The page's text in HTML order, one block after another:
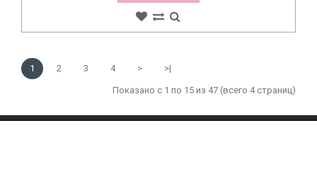
1 2 3 4 > >|
Показано с 1 по 15 из 47 (всего 4 страниц)